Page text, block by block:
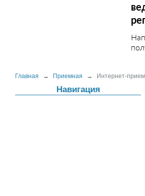
Главная → Приемная → Интернет-
Навигация